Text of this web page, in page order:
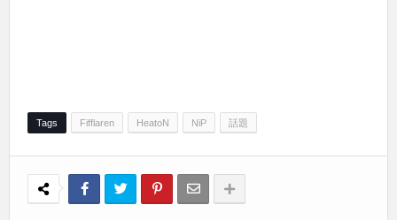
Tags Fifflaren HeatoN NiP 話題